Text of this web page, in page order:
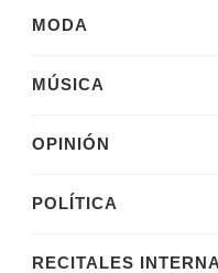
MODA
MÚSICA
OPINIÓN
POLÍTICA
RECITALES